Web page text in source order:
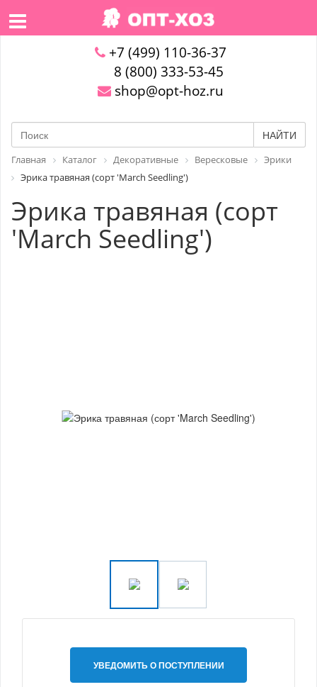
+7 (499) 110-36-37
8 (800) 333-53-45
shop@opt-hoz.ru
НАЙТИ
Главная Каталог Декоративные Вересковые
Эрики
Эрика травяная (сорт 'March Seedling')
Эрика травяная (сорт
'March Seedling')
УВЕДОМИТЬ О ПОСТУПЛЕНИИ